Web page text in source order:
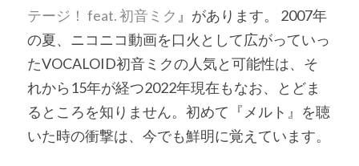
テージ！ feat. 初音ミク 』があります。 2007年
の夏、ニコニコ動画を口火として広がっていっ
たVOCALOID初音ミクの人気と可能性は、そ
れから15年が経つ2022年現在もなお、とどま
るところを知りません。初めて『メルト』を聴
いた時の衝撃は、今でも鮮明に覚えています。